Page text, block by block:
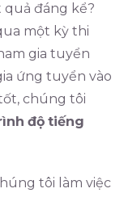
đáng kể?
một kỳ thi
gia tuyển
ứng tuyển vào
chúng tôi
độ tiếng
tôi làm việc